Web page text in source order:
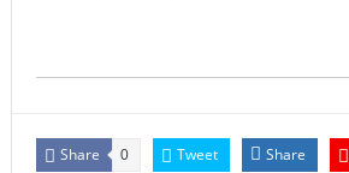
Share 0 Tweet Share